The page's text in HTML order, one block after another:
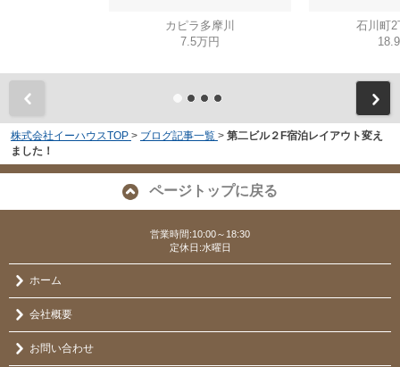
カピラ多摩川
7.5万円
石川町
株式会社イーハウスTOP > ブログ記事一覧 > 第二ビル２F宿泊レイアウト変え
ました！
ページトップに戻る
営業時間:10:00～18:30
定休日:水曜日
ホーム
会社概要
お問い合わせ